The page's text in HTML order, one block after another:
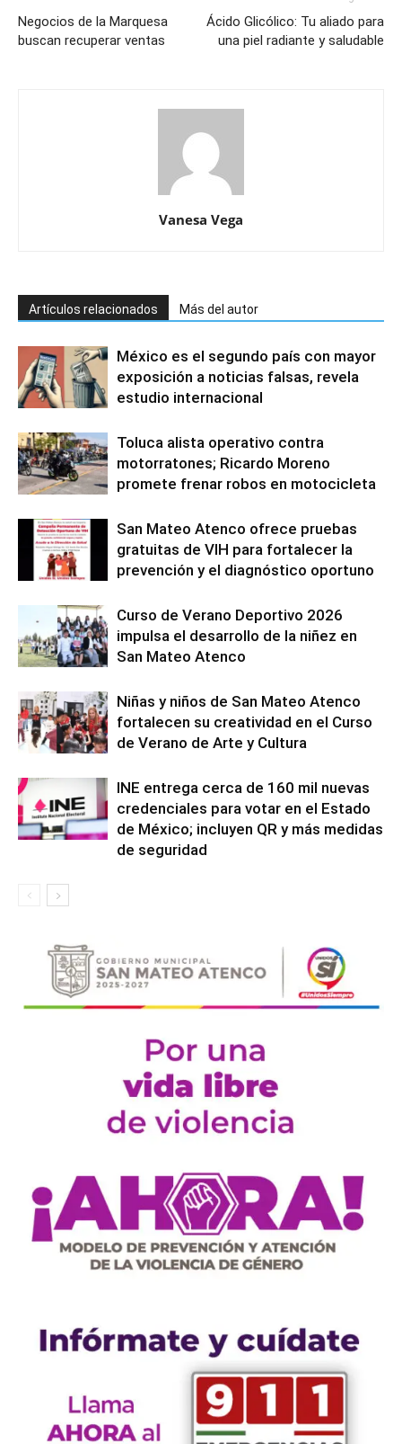
Negocios de la Marquesa
buscan recuperar ventas
Ácido Glicólico: Tu aliado para
una piel radiante y saludable
Vanesa Vega
Artículos relacionados Más del autor
México es el segundo país con mayor
exposición a noticias falsas, revela
estudio internacional
Toluca alista operativo contra
motorratones; Ricardo Moreno
promete frenar robos en motocicleta
San Mateo Atenco ofrece pruebas
gratuitas de VIH para fortalecer la
prevención y el diagnóstico oportuno
Curso de Verano Deportivo 2026
impulsa el desarrollo de la niñez en
San Mateo Atenco
Niñas y niños de San Mateo Atenco
fortalecen su creatividad en el Curso
de Verano de Arte y Cultura
INE entrega cerca de 160 mil nuevas
credenciales para votar en el Estado
de México; incluyen QR y más medidas
de seguridad